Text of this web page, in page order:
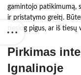
gamintojo patikimumą,
ir pristatymo greitį.
tiesiog pigus, ar iš tiesų
Pirkimas
Ignalinoje